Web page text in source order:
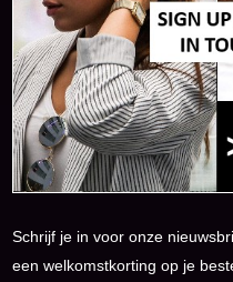
Schrijf je in voor onze
een welkomstkorting op je